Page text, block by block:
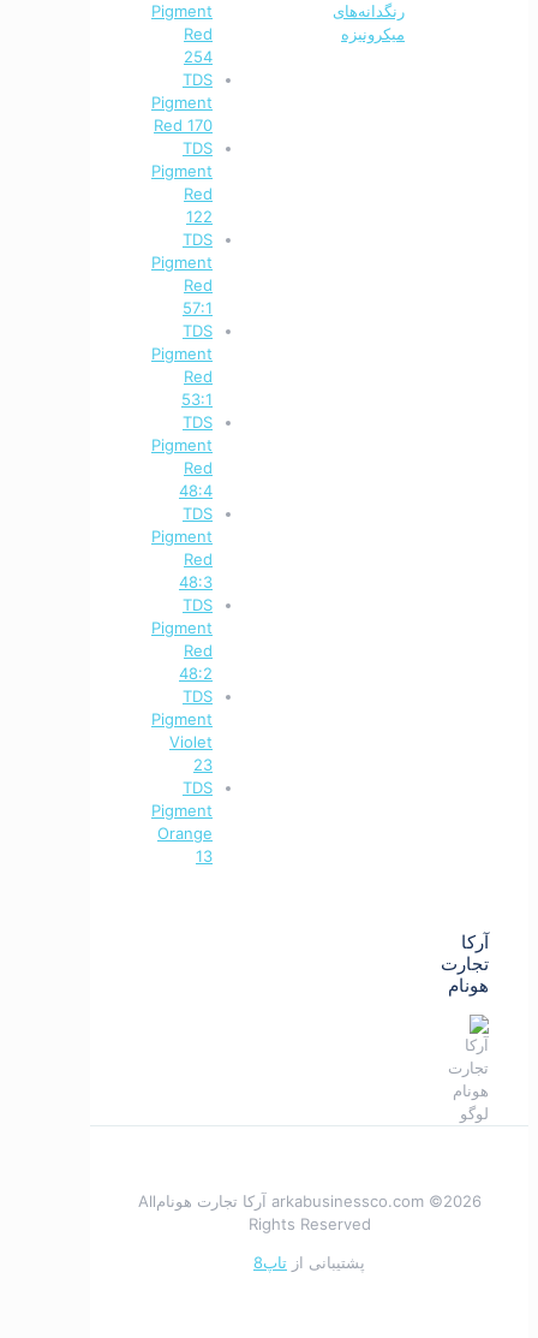
رنگدانه‌های
میکرونیزه
Pigment
254
TDS
Pigment
Red 170
TDS
Pigment
TDS
Pigment
57:1
TDS
Pigment
53:1
TDS
Pigment
48:4
TDS
Pigment
48:3
TDS
Pigment
48:2
TDS
Pigment
Violet
TDS
Pigment
Orange
تجارت
هونام
2026© arkabusinessco.com آرکا تجارت هونامAll
Rights Reserved
پشتیبانی از تاپ8